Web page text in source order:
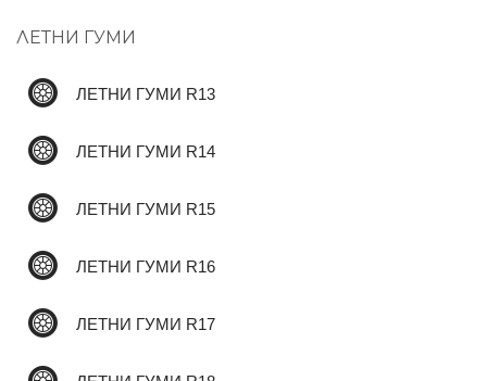
ЛЕТНИ ГУМИ
ЛЕТНИ ГУМИ R13
ЛЕТНИ ГУМИ R14
ЛЕТНИ ГУМИ R15
ЛЕТНИ ГУМИ R16
ЛЕТНИ ГУМИ R17